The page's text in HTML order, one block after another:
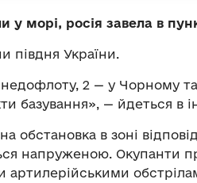
у морі, росія завела в
півдня України.
недофлоту, 2 — у Чорному
базування», — йдеться в
обстановка в зоні
напруженою. Окупанти
артилерійськими